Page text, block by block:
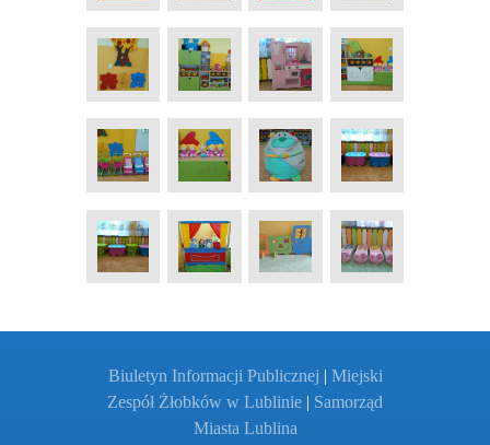
Biuletyn Informacji Publicznej | Miejski
Zespół Żłobków w Lublinie | Samorząd
Miasta Lublina